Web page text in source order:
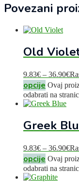
Povezani
Old
9.83€ – 36.90€
opcije Ovaj
odabrati na
Greek
9.83€ – 36.90€
opcije Ovaj
odabrati na